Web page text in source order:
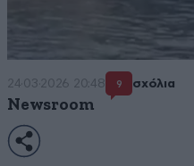
24·03·2026 20:48 9 σχόλια
Newsroom